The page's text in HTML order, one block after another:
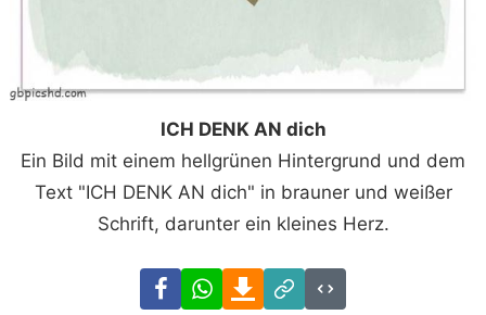
ICH DENK AN dich
Ein Bild mit einem hellgrünen Hintergrund und dem
Text "ICH DENK AN dich" in brauner und weißer
Schrift, darunter ein kleines Herz.
FacebookWhatsAppDownload
Link
Code